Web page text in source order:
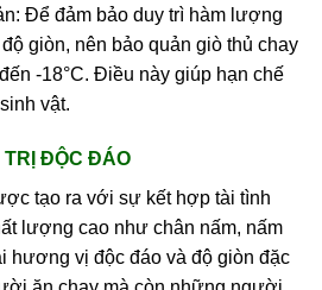
Để đảm bảo duy trì hàm lượng
giòn, nên bảo quản giò thủ chay
-18°C. Điều này giúp hạn chế
vật.
TRỊ ĐỘC ĐÁO
tạo ra với sự kết hợp tài tình
lượng cao như chân nấm, nấm
hương vị độc đáo và độ giòn đặc